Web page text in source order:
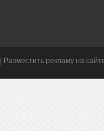
Разместить рекламу на